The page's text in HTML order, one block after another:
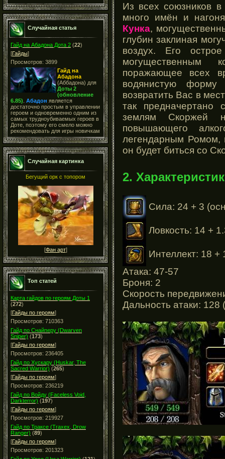
Случайная статья
Гайд на Абадона Дота 2 (22)
[Гайды]
Просмотров: 3899
Гайд на
Абадона
(Аббадона) для
Доты 2
(обновление
6.85) Абадон является
достаточно простым в управлении
героем и одновременно одним из
самых трудноубиваемых героев в
Доте, поэтому его смело можно
рекомендовать для игры новичкам
Случайная картинка
Бегущий орк с топором
[Фан арт]
Топ статей
Карта гайдов по героям Доты 1
(272)
[Гайды по героям]
Просмотров: 710363
Гайд по Снайперу (Dwarven
Sniper) (173)
[Гайды по героям]
Просмотров: 236405
Гайд по Хускару (Huskar, The
Sacred Warrior) (265)
[Гайды по героям]
Просмотров: 236219
Гайд по Войду (Faceless Void,
Darkterror) (197)
[Гайды по героям]
Просмотров: 219927
Гайд по Траксе (Traxex, Drow
Ranger) (89)
[Гайды по героям]
Просмотров: 201323
Из всех союзников
много имён и
Кунка,
глубин заклиная
воздух. Его
могущественным
поражающее всех
водянистую форму
возвратить Вас в
так
землям Скоржей
повышающего
легендарным Ромом,
он будет биться со
2.
Сила: 24 + 3
Ловкость: 14 +
Интеллект: 18 +
Атака: 47-57
Броня: 2
Скорость
Дальность атаки: 128